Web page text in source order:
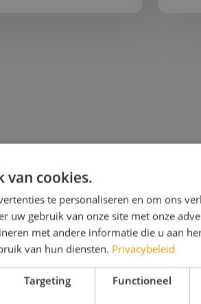
gerecycled
"Serieus? Dat zie
ook duurzaam én
in
van cookies.
te personaliseren en om ons
uw gebruik van onze site met onze
met andere informatie die u aan
van hun diensten. Privacybeleid
Targeting Functioneel